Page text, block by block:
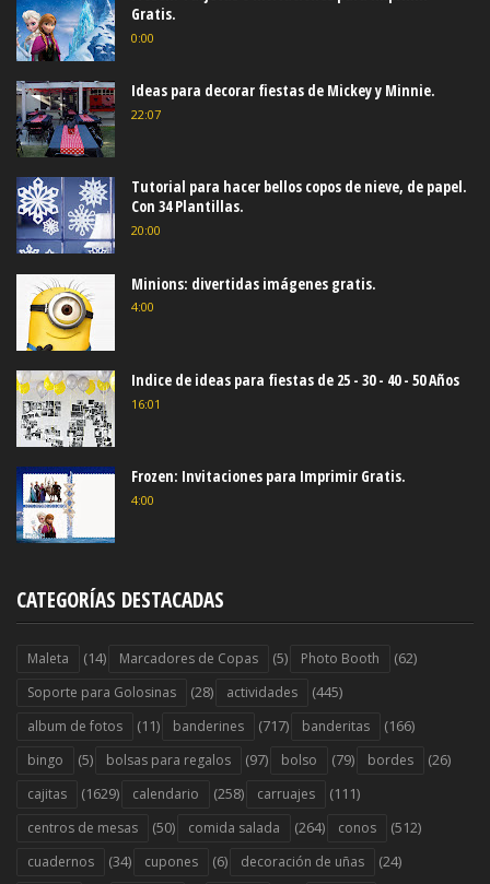
Gratis.
0:00
Ideas para decorar fiestas de Mickey y Minnie.
22:07
Tutorial para hacer bellos copos de nieve, de papel.
Con 34 Plantillas.
20:00
Minions: divertidas imágenes gratis.
4:00
Indice de ideas para fiestas de 25 - 30 - 40 - 50 Años
16:01
Frozen: Invitaciones para Imprimir Gratis.
4:00
CATEGORÍAS DESTACADAS
Maleta (14) Marcadores de Copas (5) Photo Booth (62)
Soporte para Golosinas (28) actividades (445)
album de fotos (11) banderines (717) banderitas (166)
bingo (5) bolsas para regalos (97) bolso (79) bordes (26)
cajitas (1629) calendario (258) carruajes (111)
centros de mesas (50) comida salada (264) conos (512)
cuadernos (34) cupones (6) decoración de uñas (24)